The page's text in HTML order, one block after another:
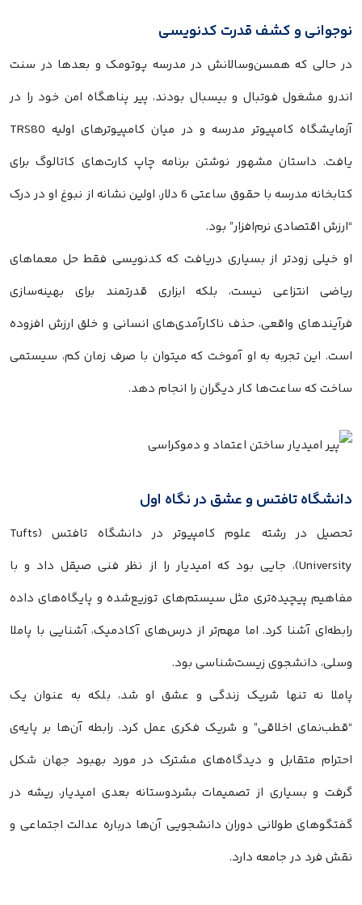
نوجوانی و کشف قدرت کدنویسی
در حالی که همسن‌وسالانش در مدرسه پوتومک و بعدها در سنت
اندرو مشغول فوتبال و بیسبال بودند، پیر پناهگاه امن خود را در
آزمایشگاه کامپیوتر مدرسه و در میان کامپیوترهای اولیه TRS80
یافت. داستان مشهور نوشتن برنامه چاپ کارت‌های کاتالوگ برای
کتابخانه مدرسه با حقوق ساعتی 6 دلار، اولین نشانه از نبوغ او در درک
“ارزش اقتصادی نرم‌افزار” بود.
او خیلی زودتر از بسیاری دریافت که کدنویسی فقط حل معماهای
ریاضی انتزاعی نیست، بلکه ابزاری قدرتمند برای بهینه‌سازی
فرآیندهای واقعی، حذف ناکارآمدی‌های انسانی و خلق ارزش افزوده
است. این تجربه به او آموخت که میتوان با صرف زمان کم، سیستمی
ساخت که ساعت‌ها کار دیگران را انجام دهد.
دانشگاه تافتس و عشق در نگاه اول
تحصیل در رشته علوم کامپیوتر در دانشگاه تافتس (Tufts
University)، جایی بود که امیدیار را از نظر فنی صیقل داد و با
مفاهیم پیچیده‌تری مثل سیستم‌های توزیع‌شده و پایگاه‌های داده
رابطه‌ای آشنا کرد. اما مهم‌تر از درس‌های آکادمیک، آشنایی با پاملا
وسلی، دانشجوی زیست‌شناسی بود.
پاملا نه تنها شریک زندگی و عشق او شد، بلکه به عنوان یک
“قطب‌نمای اخلاقی” و شریک فکری عمل کرد. رابطه آن‌ها بر پایه‌ی
احترام متقابل و دیدگاه‌های مشترک در مورد بهبود جهان شکل
گرفت و بسیاری از تصمیمات بشردوستانه بعدی امیدیار، ریشه در
گفتگوهای طولانی دوران دانشجویی آن‌ها درباره عدالت اجتماعی و
نقش فرد در جامعه دارد.